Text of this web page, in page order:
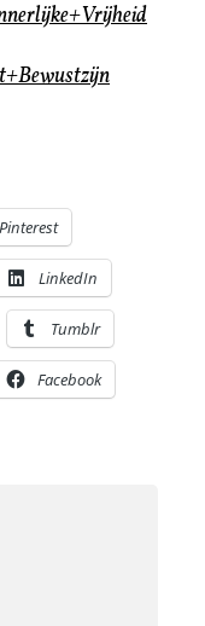
Pinterest
LinkedIn
Tumblr
Facebook